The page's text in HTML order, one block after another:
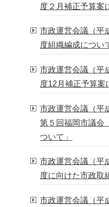
度２月補正予算案
市政運営会議（平
度組織編成につい
市政運営会議（平
度12月補正予算案
市政運営会議（平
第５回福岡市議会
ついて」
市政運営会議（平
度に向けた市政取
市政運営会議（平